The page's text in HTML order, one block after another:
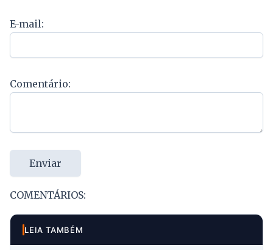
E-mail:
Comentário:
Enviar
COMENTÁRIOS:
LEIA TAMBÉM